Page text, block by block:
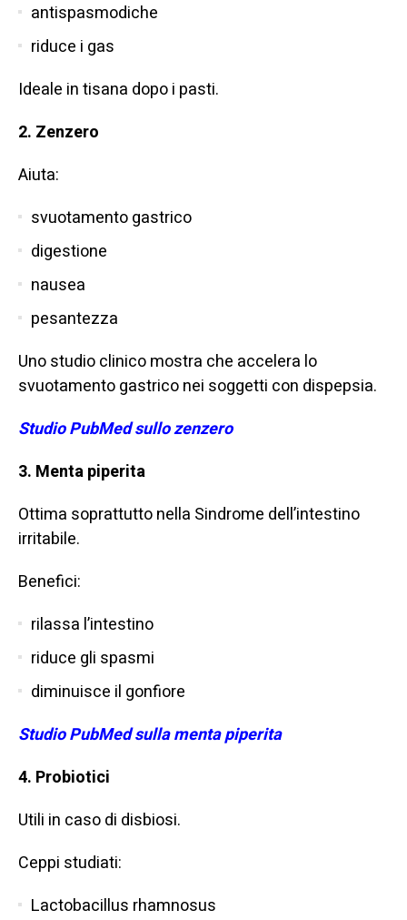
antispasmodiche
riduce i gas
Ideale in tisana dopo i pasti.
2. Zenzero
Aiuta:
svuotamento gastrico
digestione
nausea
pesantezza
Uno studio clinico mostra che accelera lo
svuotamento gastrico nei soggetti con dispepsia.
Studio PubMed sullo zenzero
3. Menta piperita
Ottima soprattutto nella Sindrome dell’intestino
irritabile.
Benefici:
rilassa l’intestino
riduce gli spasmi
diminuisce il gonfiore
Studio PubMed sulla menta piperita
4. Probiotici
Utili in caso di disbiosi.
Ceppi studiati:
Lactobacillus rhamnosus